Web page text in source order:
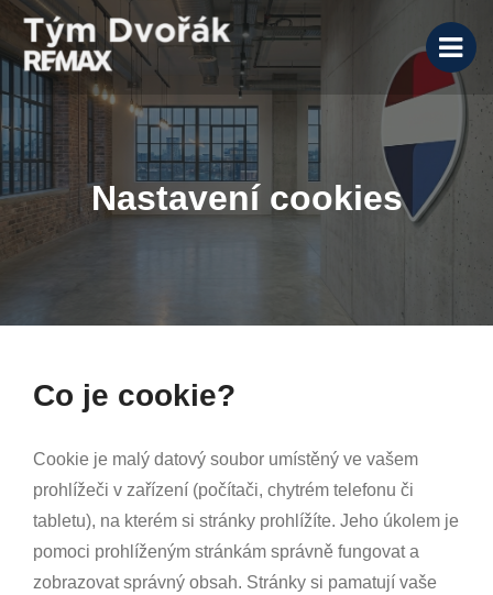
Nastavení cookies
Co je cookie?
Cookie je malý datový soubor umístěný ve vašem
prohlížeči v zařízení (počítači, chytrém telefonu či
tabletu), na kterém si stránky prohlížíte. Jeho úkolem je
pomoci prohlíženým stránkám správně fungovat a
zobrazovat správný obsah. Stránky si pamatují vaše